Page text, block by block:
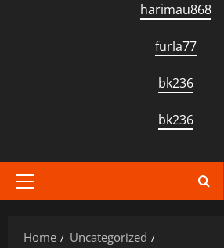
harimau868
furla77
bk236
bk236
Primary
Home
Uncategorized